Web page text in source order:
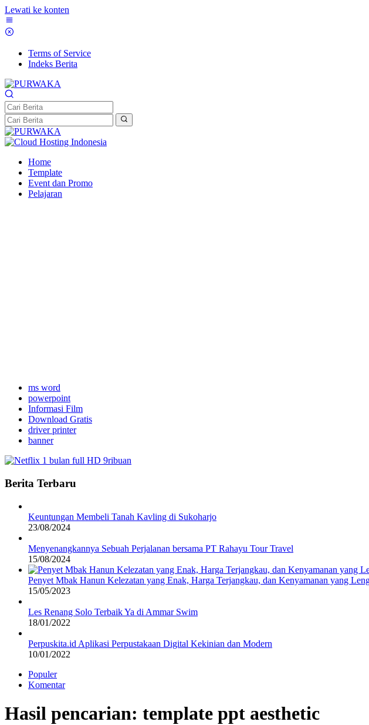
Lewati ke konten
Terms of Service
Indeks Berita
Home
Template
Event dan Promo
Pelajaran
ms word
powerpoint
Informasi Film
Download Gratis
driver printer
banner
Berita Terbaru
Keuntungan Membeli Tanah Kavling di Sukoharjo
23/08/2024
Menyenangkannya Sebuah Perjalanan bersama PT Rahayu Tour Travel
15/08/2024
Penyet Mbak Hanun Kelezatan yang Enak, Harga Terjangkau, dan Kenyamanan yang
15/05/2023
Les Renang Solo Terbaik Ya di Ammar Swim
18/01/2022
Perpuskita.id Aplikasi Perpustakaan Digital Kekinian dan Modern
10/01/2022
Populer
Komentar
Hasil pencarian: template ppt aesthetic